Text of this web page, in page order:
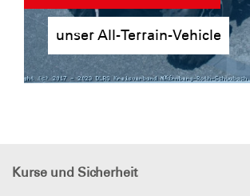
unser All-Terrain-Vehicle
Kurse und Sicherheit